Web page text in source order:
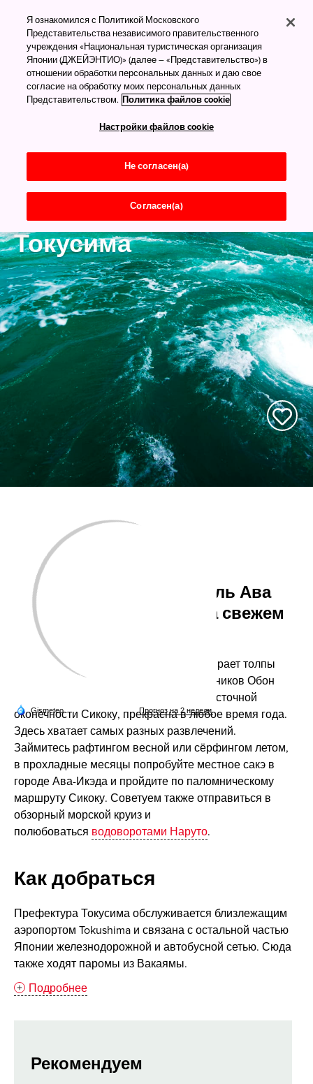
Сикоку
Токусима
Танцевальный фестиваль Ава
Одори и развлечения на свежем
воздухе круглый год
Фестиваль Ава Одори
в Токусиме собирает толпы
туристов во время августовских праздников Обон
— но префектура, расположенная в восточной
оконечности Сикоку, прекрасна в любое время года.
Здесь хватает самых разных развлечений.
Займитесь рафтингом весной или сёрфингом летом,
в прохладные месяцы попробуйте местное сакэ в
городе Ава-Икэда и пройдите по паломническому
маршруту Сикоку. Советуем также отправиться в
обзорный морской круиз и
полюбоваться водоворотами Наруто.
Как добраться
Префектура Токусима обслуживается близлежащим
аэропортом Tokushima и связана с остальной частью
Японии железнодорожной и автобусной сетью. Сюда
также ходят паромы из Вакаямы.
Подробнее
Рекомендуем
Я ознакомился с Политикой Московского
Представительства независимого правительственного
учреждения «Национальная туристическая организация
Японии (ДЖЕЙЭНТИО)» (далее – «Представительство») в
отношении обработки персональных данных и даю свое
согласие на обработку моих персональных данных
Представительством. Политика файлов cookie
Настройки файлов cookie
Не согласен(а)
Согласен(а)